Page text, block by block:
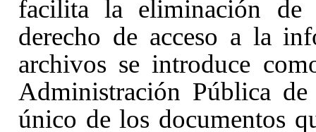
facilita la eliminación de
derecho de acceso a la
archivos se introduce
Administración Pública
único de los documentos